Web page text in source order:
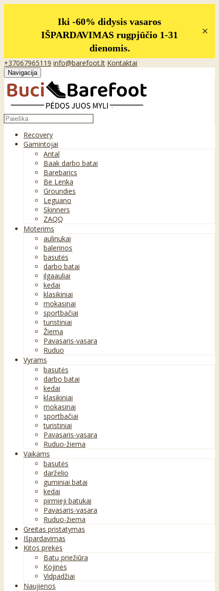
Iki -60% didysis vasaros
IŠPARDAVIMAS rugpjūčio 1-31
dienomis.
×
+37067965119 info@barefoot.lt Kontaktai
Navigacija
Recovery
Gamintojai
Antal
Baak darbo batai
Barebarics
Be Lenka
Groundies
Leguano
Skinners
ZAQQ
Moterims
aulinukai
balerinos
basutės
darbo batai
ilgaauliai
kedai
klasikiniai
mokasinai
sportbačiai
turistiniai
Žiema
Pavasaris-vasara
Ruduo
Vyrams
basutės
darbo batai
kedai
klasikiniai
mokasinai
sportbačiai
turistiniai
Pavasaris-vasara
Ruduo-žiema
Vaikams
basutės
darželio
guminiai batai
kedai
pirmieji batukai
Pavasaris-vasara
Ruduo-žiema
Greitas pristatymas
Išpardavimas
Kitos prekės
Batų priežiūra
Kojinės
Vidpadžiai
Naujienos